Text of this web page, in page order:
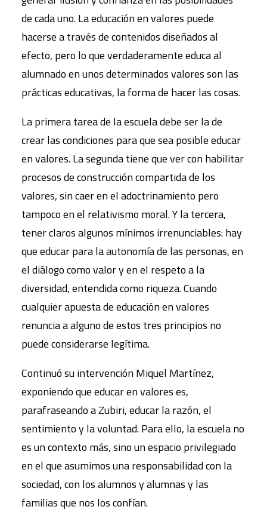
de cada uno. La educación en valores puede
hacerse a través de contenidos diseñados al
efecto, pero lo que verdaderamente educa al
alumnado en unos determinados valores son las
prácticas educativas, la forma de hacer las cosas.
La primera tarea de la escuela debe ser la de
crear las condiciones para que sea posible educar
en valores. La segunda tiene que ver con habilitar
procesos de construcción compartida de los
valores, sin caer en el adoctrinamiento pero
tampoco en el relativismo moral. Y la tercera,
tener claros algunos mínimos irrenunciables: hay
que educar para la autonomía de las personas, en
el diálogo como valor y en el respeto a la
diversidad, entendida como riqueza. Cuando
cualquier apuesta de educación en valores
renuncia a alguno de estos tres principios no
puede considerarse legítima.
Continuó su intervención Miquel Martínez,
exponiendo que educar en valores es,
parafraseando a Zubiri, educar la razón, el
sentimiento y la voluntad. Para ello, la escuela no
es un contexto más, sino un espacio privilegiado
en el que asumimos una responsabilidad con la
sociedad, con los alumnos y alumnas y las
familias que nos los confían.